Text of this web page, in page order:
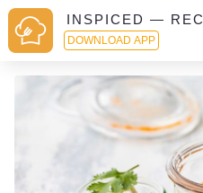
INSPICED —
DOWNLOAD APP